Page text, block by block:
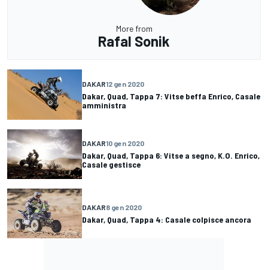
More from
Rafal Sonik
DAKAR12 gen 2020
Dakar, Quad, Tappa 7: Vitse beffa Enrico, Casale
amministra
DAKAR10 gen 2020
Dakar, Quad, Tappa 6: Vitse a segno, K.O. Enrico,
Casale gestisce
DAKAR8 gen 2020
Dakar, Quad, Tappa 4: Casale colpisce ancora